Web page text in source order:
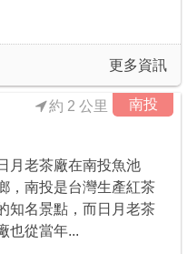
更多資訊
南投
約 2 公里
月老茶廠在南投魚池
，南投是台灣生產紅茶
知名景點，而日月老茶
也從當年...